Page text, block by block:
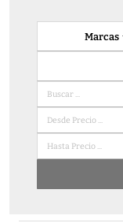
Marcas